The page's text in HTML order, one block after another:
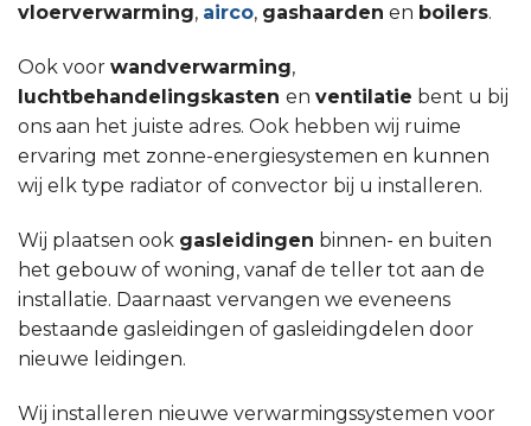
vloerverwarming, airco, gashaarden en boilers.
Ook voor wandverwarming,
luchtbehandelingskasten en ventilatie bent u bij
ons aan het juiste adres. Ook hebben wij ruime
ervaring met zonne-energiesystemen en kunnen
wij elk type radiator of convector bij u installeren.
Wij plaatsen ook gasleidingen binnen- en buiten
het gebouw of woning, vanaf de teller tot aan de
installatie. Daarnaast vervangen we eveneens
bestaande gasleidingen of gasleidingdelen door
nieuwe leidingen.
Wij installeren nieuwe verwarmingssystemen voor